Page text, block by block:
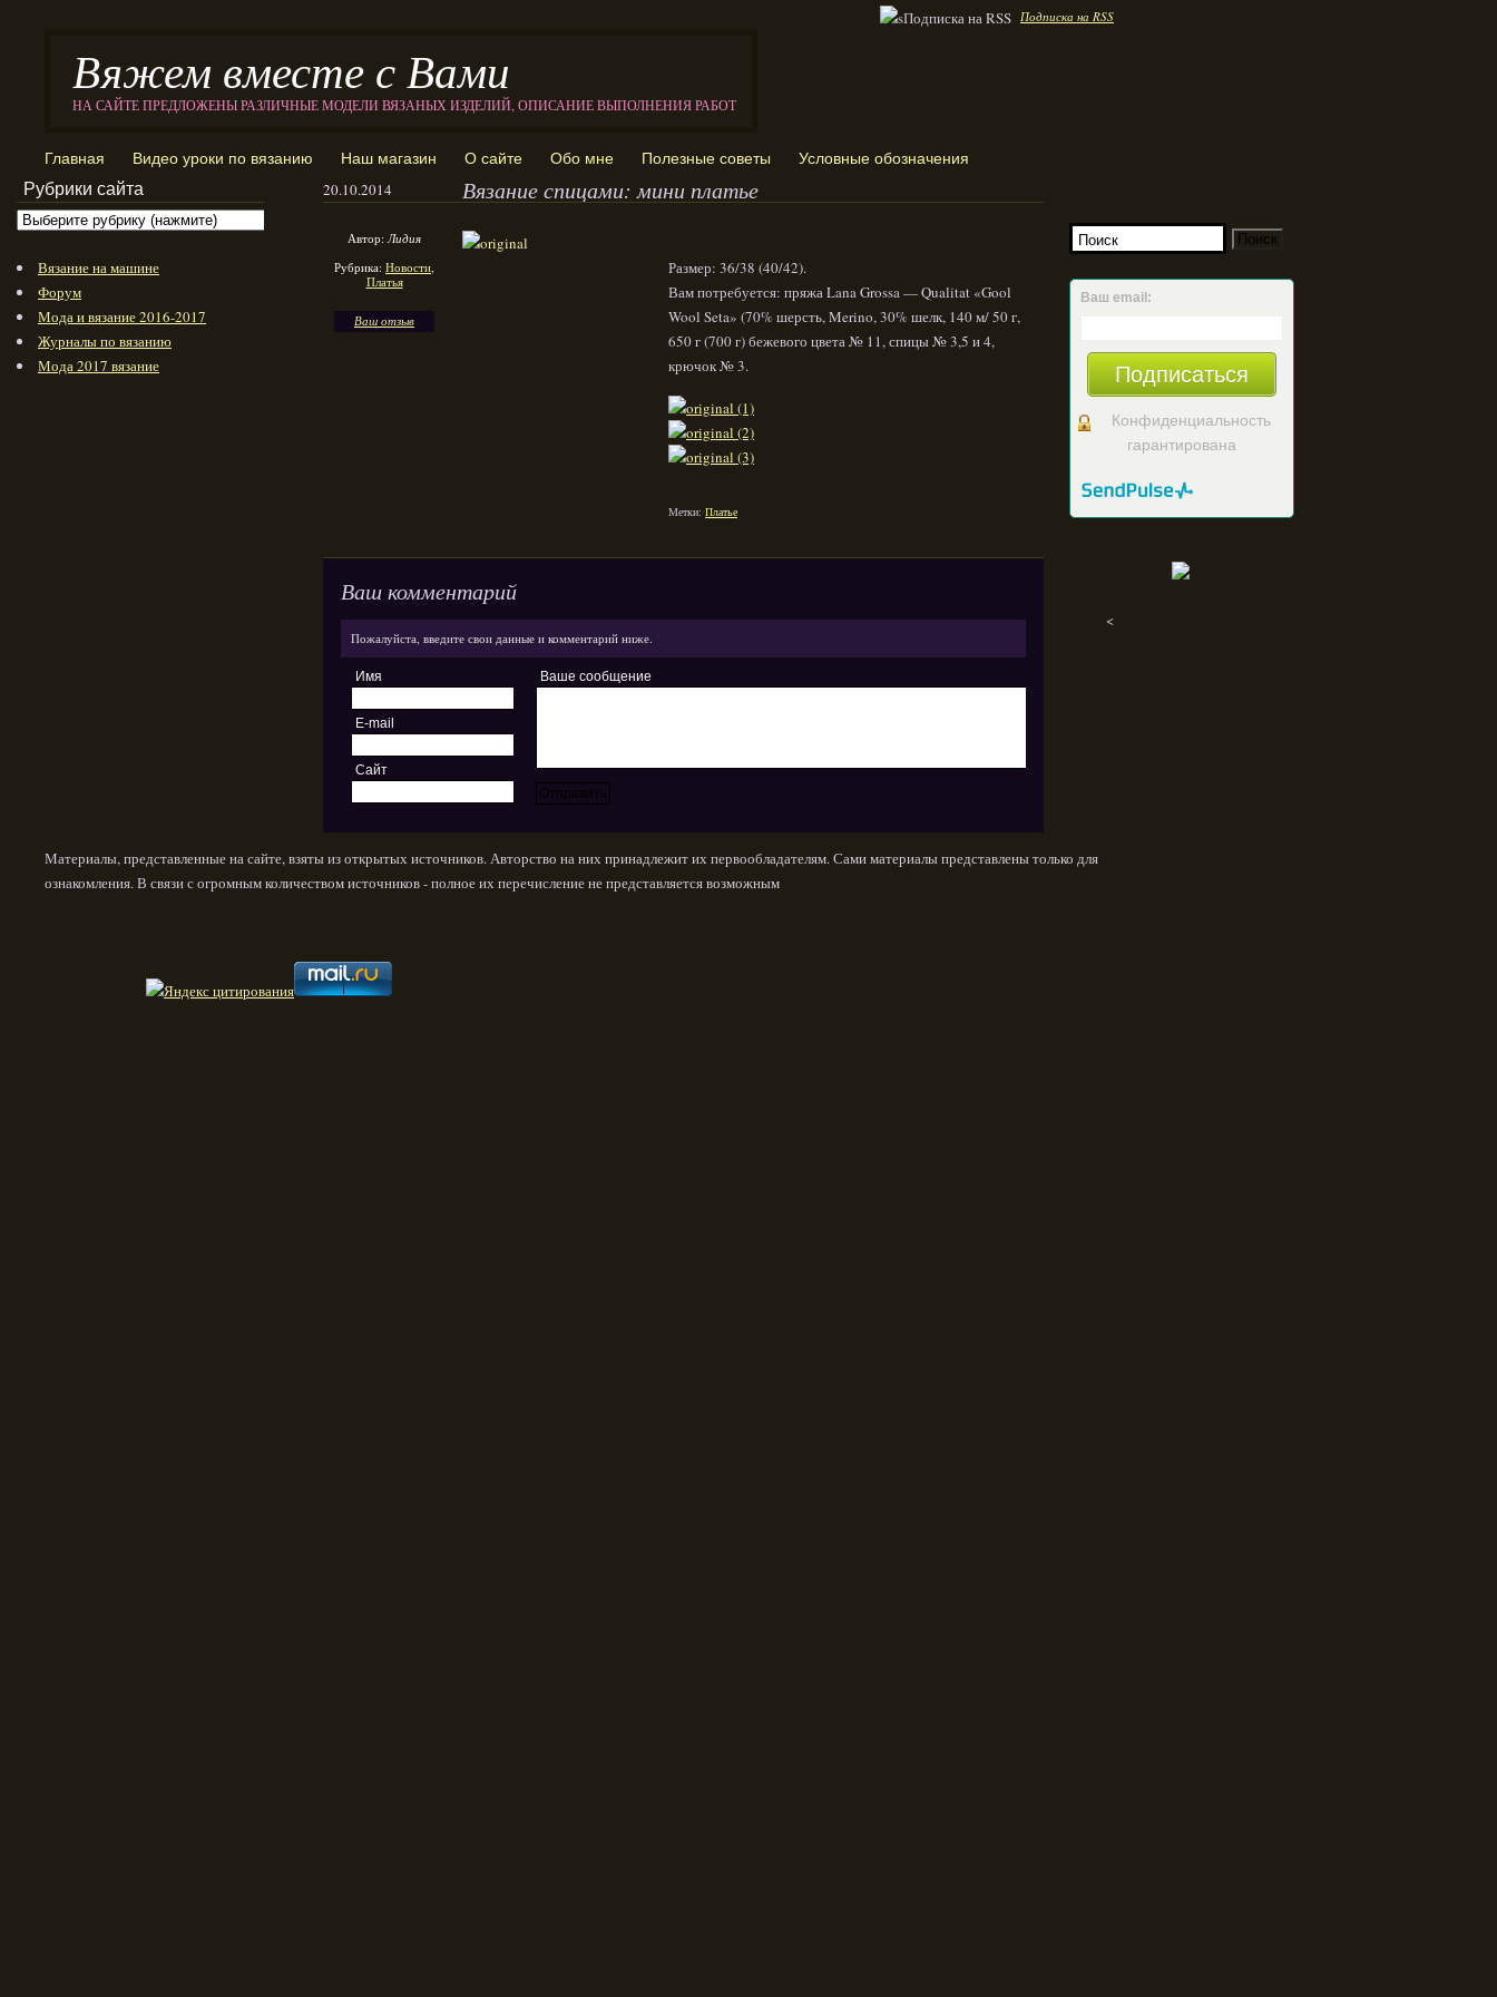
Подписка на RSS
Вяжем вместе с Вами
НА САЙТЕ ПРЕДЛОЖЕНЫ РАЗЛИЧНЫЕ МОДЕЛИ ВЯЗАНЫХ ИЗДЕЛИЙ, ОПИСАНИЕ ВЫПОЛНЕНИЯ РАБОТ
Главная Видео уроки по вязанию Наш магазин О сайте Обо мне Полезные советы Условные обозначения
20.10.2014 Вязание спицами: мини платье
Автор:Лидия
Рубрика: Новости,
Платья
Ваш отзыв
Размер: 36/38 (40/42).
Вам потребуется: пряжа Lana Grossa — Qualitat «Gool
Wool Seta» (70% шерсть, Merino, 30% шелк, 140 м/ 50 г,
650 г (700 г) бежевого цвета № 11, спицы № 3,5 и 4,
крючок № 3.
Метки: Платье
Ваш комментарий
Пожалуйста, введите свои данные и комментарий ниже.
Имя
E-mail
Сайт
Ваше сообщение
Ваш email:
Подписаться
Конфиденциальность
гарантирована
<
Рубрики сайта
Вязание на машине
Форум
Мода и вязание 2016-2017
Журналы по вязанию
Мода 2017 вязание
Материалы, представленные на сайте, взяты из открытых источников. Авторство на них принадлежит их первообладателям. Сами материалы представлены только для
ознакомления. В связи с огромным количеством источников - полное их перечисление не представляется возможным